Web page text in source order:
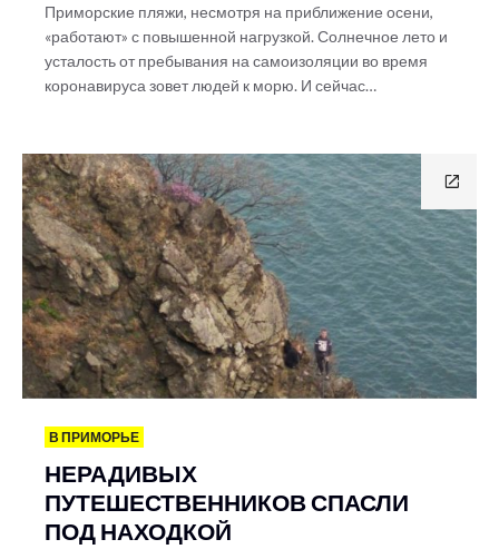
Приморские пляжи, несмотря на приближение осени,
«работают» с повышенной нагрузкой. Солнечное лето и
усталость от пребывания на самоизоляции во время
коронавируса зовет людей к морю. И сейчас…
В ПРИМОРЬЕ
НЕРАДИВЫХ
ПУТЕШЕСТВЕННИКОВ СПАСЛИ
ПОД НАХОДКОЙ